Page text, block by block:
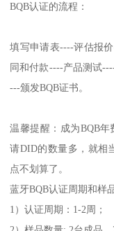
BQB认证的流程：
填写申请表----评估报
同和付款----产品测试
---颁发BQB证书。
温馨提醒：成为BQB
请DID的数量多，就相
点不划算了。
蓝牙BQB认证周期和样
1）认证周期：1-2周；